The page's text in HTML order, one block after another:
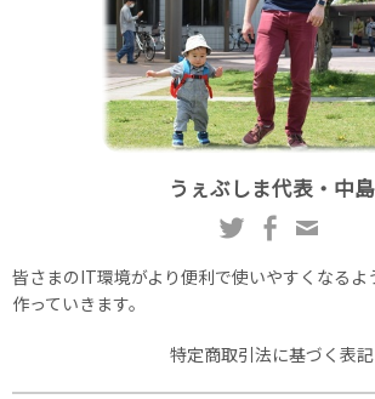
うぇぶしま代表・中島
皆さまのIT環境がより便利で使いやすくなるよ
作っていきます。
特定商取引法に基づく表記